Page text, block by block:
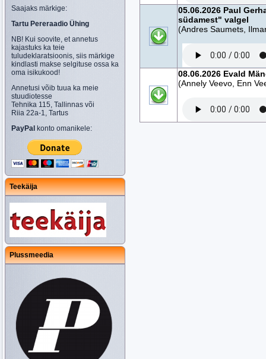
Saajaks märkige:
Tartu Pereraadio Ühing
NB! Kui soovite, et annetus
kajastuks ka teie
tuludeklaratsioonis, siis märkige
kindlasti makse selgituse ossa ka
oma isikukood!
Annetusi võib tuua ka meie
stuudiotesse
Tehnika 115, Tallinnas või
Riia 22a-1, Tartus
PayPal konto omanikele:
Teekäija
Plussmeedia
05.06.2026 Paul
südamest" valgel
(Andres Saumets,
08.06.2026 Evald
(Annely Veevo, Enn